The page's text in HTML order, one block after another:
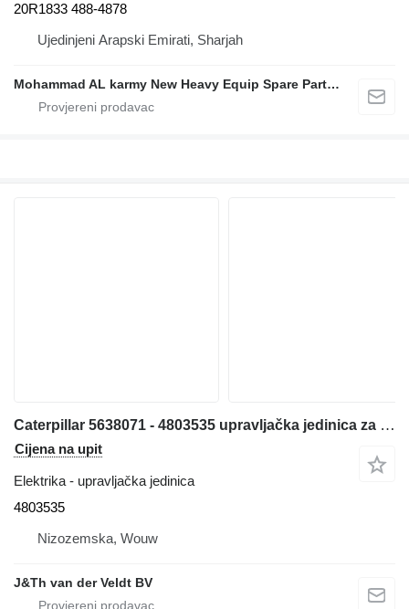
20R1833 488-4878
Ujedinjeni Arapski Emirati, Sharjah
Mohammad AL karmy New Heavy Equip Spare Parts TR L.L.C Sole proprietorship
Caterpillar 5638071 - 4803535 upravljačka jedinica za Caterpillar 120 770 772 986 D6R 6020 6030 6040 CB13 CB15 CB16 390F 374F 770G 772G 140K 160K 834K 986K 988K 6020B D5R12 313D2 316D2 130GC 950GC 966GC 988GC AP600F AP655F 313D2GC bagera
Cijena na upit
Elektrika - upravljačka jedinica
4803535
Nizozemska, Wouw
J&Th van der Veldt BV